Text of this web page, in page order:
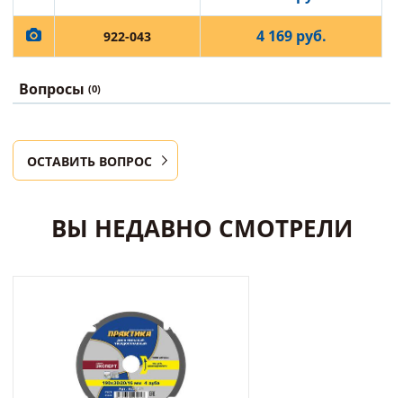
922-043 4 169 руб.
Вопросы (0)
ОСТАВИТЬ ВОПРОС
ВЫ НЕДАВНО СМОТРЕЛИ